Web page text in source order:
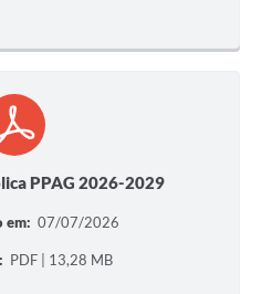
PPAG 2026-2029
em: 07/07/2026
PDF | 13,28 MB